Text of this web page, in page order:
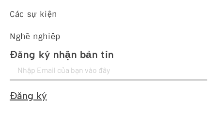
Các sự kiện
Nghề nghiệp
Đăng ký nhận bản tin
Đăng ký